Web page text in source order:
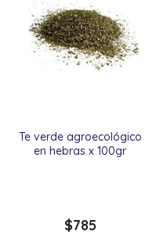
Te verde agroecológico
en hebras x 100gr
$785